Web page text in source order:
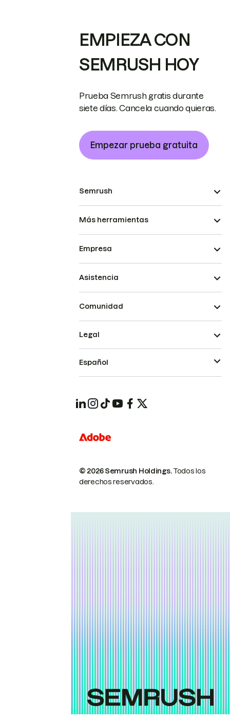
EMPIEZA CON
SEMRUSH HOY
Prueba Semrush gratis durante
siete días. Cancela cuando quieras.
Empezar prueba gratuita
Semrush
Más herramientas
Empresa
Asistencia
Comunidad
© 2026 Semrush Holdings.Todos los
derechos reservados.
Legal
Español